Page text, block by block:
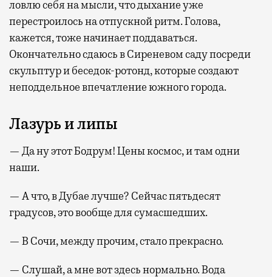
ловлю себя на мысли, что дыхание уже
перестроилось на отпускной ритм. Голова,
кажется, тоже начинает поддаваться.
Окончательно сдаюсь в Сиреневом саду посреди
скульптур и беседок-ротонд, которые создают
неподдельное впечатление южного города.
Лазурь и липы
— Да ну этот Бодрум! Цены космос, и там одни
наши.
— А что, в Дубае лучше? Сейчас пятьдесят
градусов, это вообще для сумасшедших.
— В Сочи, между прочим, стало прекрасно.
— Слушай, а мне вот здесь нормально. Вода